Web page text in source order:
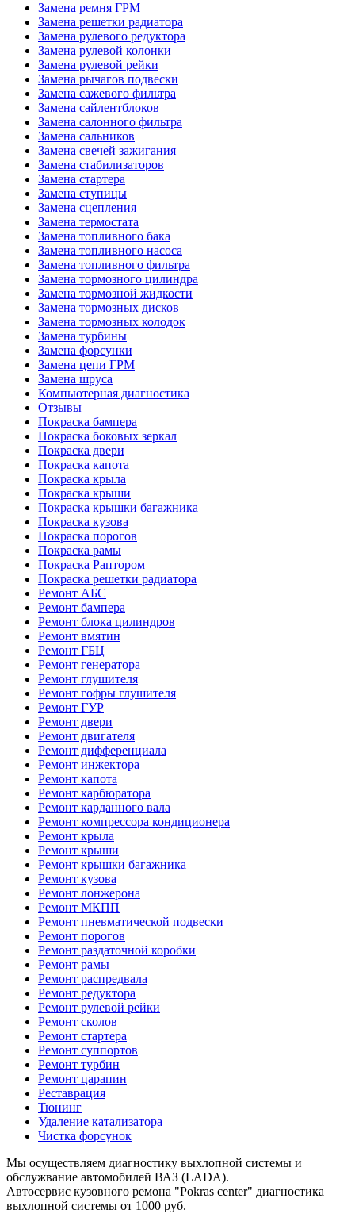
Замена ремня ГРМ
Замена решетки радиатора
Замена рулевого редуктора
Замена рулевой колонки
Замена рулевой рейки
Замена рычагов подвески
Замена сажевого фильтра
Замена сайлентблоков
Замена салонного фильтра
Замена сальников
Замена свечей зажигания
Замена стабилизаторов
Замена стартера
Замена ступицы
Замена сцепления
Замена термостата
Замена топливного бака
Замена топливного насоса
Замена топливного фильтра
Замена тормозного цилиндра
Замена тормозной жидкости
Замена тормозных дисков
Замена тормозных колодок
Замена турбины
Замена форсунки
Замена цепи ГРМ
Замена шруса
Компьютерная диагностика
Отзывы
Покраска бампера
Покраска боковых зеркал
Покраска двери
Покраска капота
Покраска крыла
Покраска крыши
Покраска крышки багажника
Покраска кузова
Покраска порогов
Покраска рамы
Покраска Раптором
Покраска решетки радиатора
Ремонт АБС
Ремонт бампера
Ремонт блока цилиндров
Ремонт вмятин
Ремонт ГБЦ
Ремонт генератора
Ремонт глушителя
Ремонт гофры глушителя
Ремонт ГУР
Ремонт двери
Ремонт двигателя
Ремонт дифференциала
Ремонт инжектора
Ремонт капота
Ремонт карбюратора
Ремонт карданного вала
Ремонт компрессора кондиционера
Ремонт крыла
Ремонт крыши
Ремонт крышки багажника
Ремонт кузова
Ремонт лонжерона
Ремонт МКПП
Ремонт пневматической подвески
Ремонт порогов
Ремонт раздаточной коробки
Ремонт рамы
Ремонт распредвала
Ремонт редуктора
Ремонт рулевой рейки
Ремонт сколов
Ремонт стартера
Ремонт суппортов
Ремонт турбин
Ремонт царапин
Реставрация
Тюнинг
Удаление катализатора
Чистка форсунок
Мы осуществляем диагностику выхлопной системы и
обслужвание автомобилей ВАЗ (LADA).
Автосервис кузовного ремона "Pokras center" диагностика
выхлопной системы от 1000 руб.